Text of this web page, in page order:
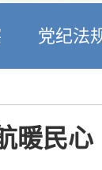
党纪法
暖民心